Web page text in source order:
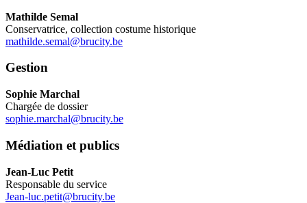
Mathilde Semal
Conservatrice, collection costume historique
mathilde.semal@brucity.be
Gestion
Sophie Marchal
Chargée de dossier
sophie.marchal@brucity.be
Médiation et publics
Jean-Luc Petit
Responsable du service
Jean-luc.petit@brucity.be